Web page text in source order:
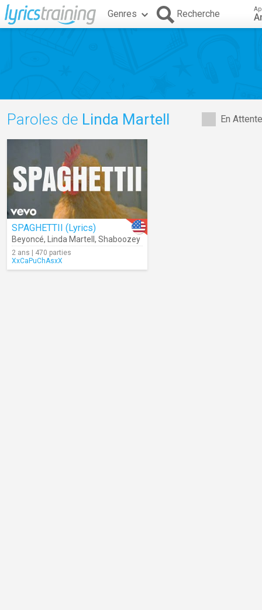
Genres Recherche
En
Paroles de Linda Martell
SPAGHETTII (Lyrics)
Beyoncé, Linda Martell , Shaboozey
2 ans | 470 parties
XxCaPuChAsxX